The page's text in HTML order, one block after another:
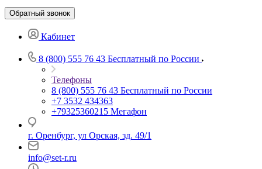
Обратный звонок
Кабинет
8 (800) 555 76 43 Бесплатный по России
Телефоны
8 (800) 555 76 43 Бесплатный по России
+7 3532 434363
+79325360215 Мегафон
г. Оренбург, ул Орская, зд. 49/1
info@set-r.ru